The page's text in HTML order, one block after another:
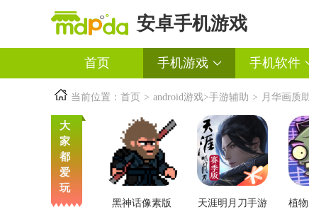
安卓手机游戏
首页 手机游戏 手机软件
当前位置： 首页 > android游戏>手游辅助 > 月华画质
大
家
都
爱
玩
黑神话像素版 天涯明月刀手游 植